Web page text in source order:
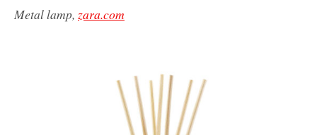
Metal lamp, zara.com